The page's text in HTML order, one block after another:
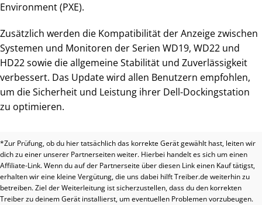
Environment (PXE).
Zusätzlich werden die Kompatibilität der Anzeige zwischen
Systemen und Monitoren der Serien WD19, WD22 und
HD22 sowie die allgemeine Stabilität und Zuverlässigkeit
verbessert. Das Update wird allen Benutzern empfohlen,
um die Sicherheit und Leistung ihrer Dell-Dockingstation
zu optimieren.
*Zur Prüfung, ob du hier tatsächlich das korrekte Gerät gewählt hast, leiten wir
dich zu einer unserer Partnerseiten weiter. Hierbei handelt es sich um einen
Affiliate-Link. Wenn du auf der Partnerseite über diesen Link einen Kauf tätigst,
erhalten wir eine kleine Vergütung, die uns dabei hilft Treiber.de weiterhin zu
betreiben. Ziel der Weiterleitung ist sicherzustellen, dass du den korrekten
Treiber zu deinem Gerät installierst, um eventuellen Problemen vorzubeugen.